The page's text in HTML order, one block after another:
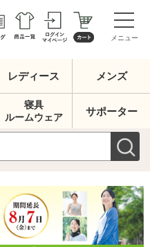
メニュー
レディース メンズ
寝具
ルームウェア
サポーター